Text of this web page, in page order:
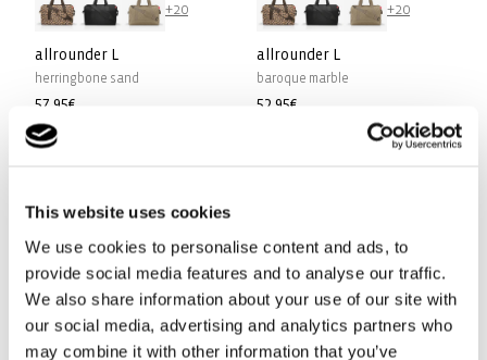
This website uses cookies
We use cookies to personalise content and ads, to
provide social media features and to analyse our traffic.
We also share information about your use of our site with
our social media, advertising and analytics partners who
may combine it with other information that you’ve
+20
allrounder L
herringbone sand
Prix
habituel
57,95€
+20
allrounder L
baroque marble
Prix
52,95€